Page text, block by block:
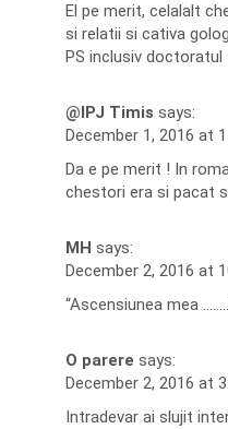
El pe merit, celalalt
si relatii si cativa
PS inclusiv doctoratul
@IPJ Timis says:
December 1, 2016 at
Da e pe merit ! In
chestori era si pacat
MH says:
December 2, 2016 at
“Ascensiunea mea
O parere says:
December 2, 2016 at
Intradevar ai slujit